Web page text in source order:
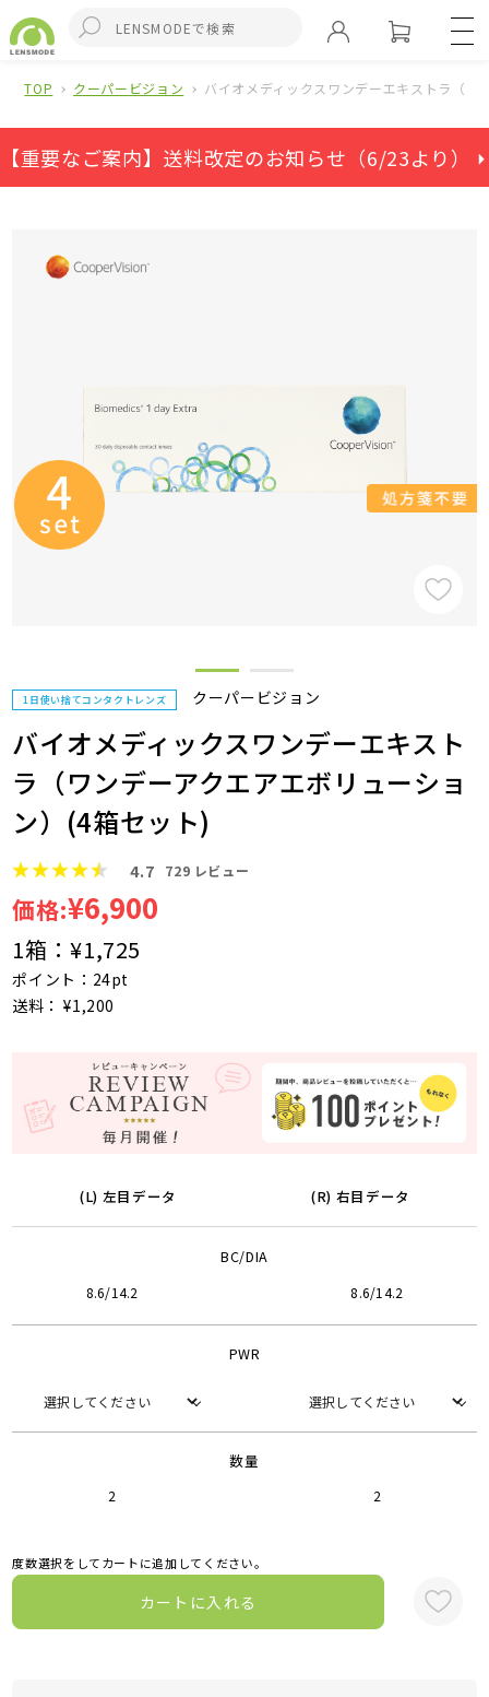
TOP クーパービジョン バイオメディックスワンデーエキストラ（
【重要なご案内】送料改定のお知らせ（6/23より） ⏵
1日使い捨てコンタクトレンズ クーパービジョン
バイオメディックスワンデーエキスト
ラ（ワンデーアクエアエボリューショ
ン）(4箱セット)
4.7 729 レビュー
価格:¥6,900
1箱：¥1,725
ポイント：24pt
送料： ¥1,200
(L) 左目データ (R) 右目データ
BC/DIA
8.6/14.2 8.6/14.2
PWR
数量
2 2
度数選択をしてカートに追加してください。
カートに入れる